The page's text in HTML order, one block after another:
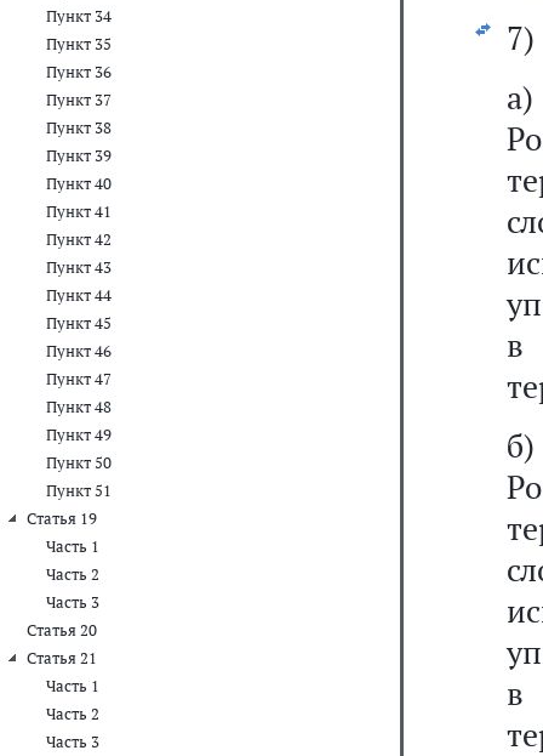
Пункт 34
Пункт 35
Пункт 36
Пункт 37
Пункт 38
Пункт 39
Пункт 40
Пункт 41
Пункт 42
Пункт 43
Пункт 44
Пункт 45
Пункт 46
Пункт 47
Пункт 48
Пункт 49
Пункт 50
Пункт 51
Статья 19
Часть 1
Часть 2
Часть 3
Статья 20
Статья 21
Часть 1
Часть 2
Часть 3
в
в